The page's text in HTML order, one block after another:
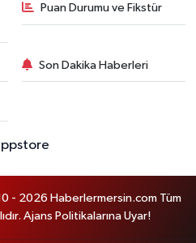
Puan Durumu ve Fikstür
Son Dakika Haberleri
- 2026 Haberlermersin.com Tüm
Ajans Politikalarına Uyar!